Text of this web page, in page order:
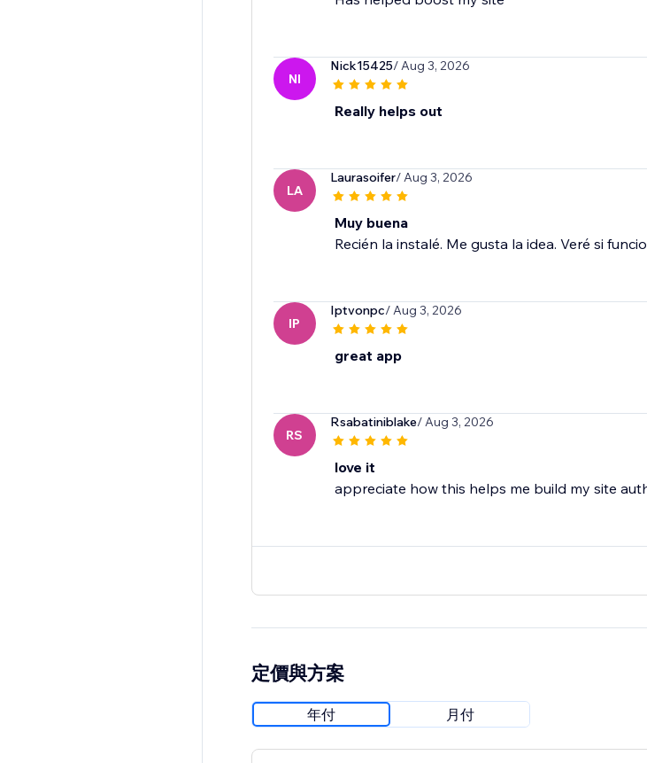
NI
Nick15425/ Aug 3, 2026
Really helps out
LA
Laurasoifer/ Aug 3, 2026
Muy buena
Recién la instalé. Me gusta la idea. Veré si
IP
Iptvonpc/ Aug 3, 2026
great app
RS
Rsabatiniblake/ Aug 3, 2026
love it
appreciate how this helps me build my site
定價與方案
年付 月付